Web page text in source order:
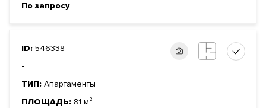
По запросу
ID: 546338
-
ТИП: Апартаменты
ПЛОЩАДЬ: 81 м²